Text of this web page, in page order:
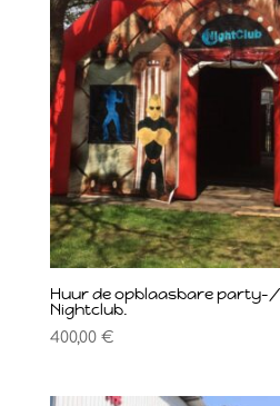
Huur de opblaasbare
Nightclub.
400,00 €